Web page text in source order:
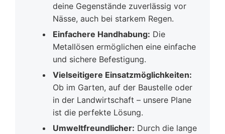
deine Gegenstände zuverlässig vor
Nässe, auch bei starkem Regen.
Einfachere Handhabung: Die
Metallösen ermöglichen eine einfache
und sichere Befestigung.
Vielseitigere Einsatzmöglichkeiten:
Ob im Garten, auf der Baustelle oder
in der Landwirtschaft – unsere Plane
ist die perfekte Lösung.
Umweltfreundlicher: Durch die lange